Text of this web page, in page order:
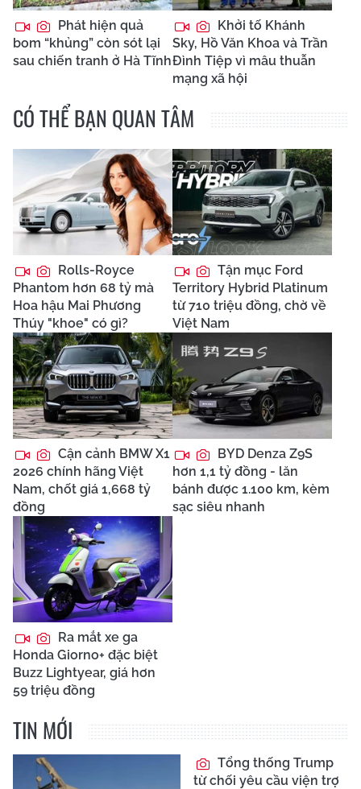
Phát hiện quả
bom “khủng” còn sót lại
sau chiến tranh ở Hà Tĩnh
Khởi tố Khánh
Sky, Hồ Văn Khoa và Trần
Đình Tiệp vì mâu thuẫn
mạng xã hội
CÓ THỂ BẠN QUAN TÂM
Rolls-Royce
Phantom hơn 68 tỷ mà
Hoa hậu Mai Phương
Thúy "khoe" có gì?
Tận mục Ford
Territory Hybrid Platinum
từ 710 triệu đồng, chờ về
Việt Nam
Cận cảnh BMW X1
2026 chính hãng Việt
Nam, chốt giá 1,668 tỷ
đồng
BYD Denza Z9S
hơn 1,1 tỷ đồng - lăn
bánh được 1.100 km, kèm
sạc siêu nhanh
Ra mắt xe ga
Honda Giorno+ đặc biệt
Buzz Lightyear, giá hơn
59 triệu đồng
TIN MỚI
Tổng thống Trump
từ chối yêu cầu viện trợ